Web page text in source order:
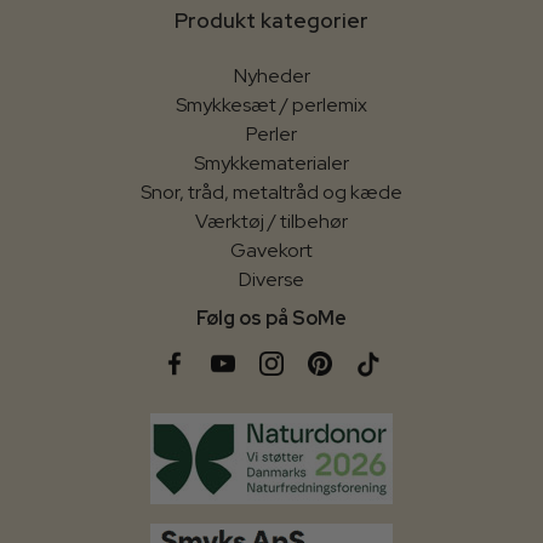
Produkt kategorier
Nyheder
Smykkesæt / perlemix
Perler
Smykkematerialer
Snor, tråd, metaltråd og kæde
Værktøj / tilbehør
Gavekort
Diverse
Følg os på SoMe